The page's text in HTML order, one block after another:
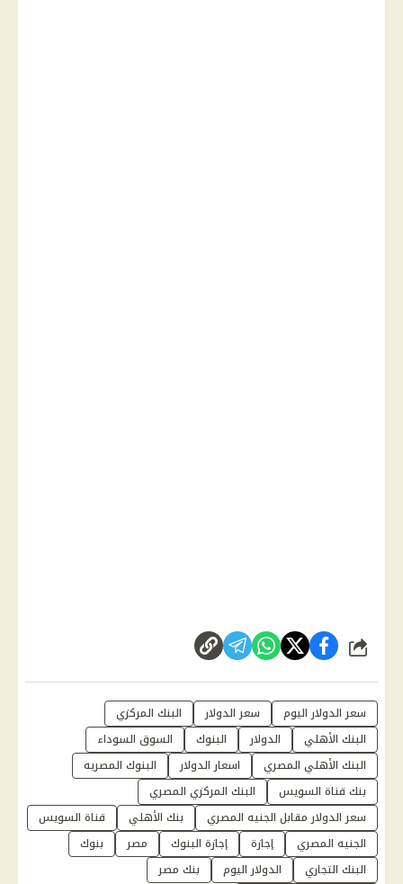
شارك
سعر الدولار اليوم سعر الدولار
البنك المركزي
البنك الأهلي
الدولار البنوك
السوق السوداء
البنك الأهلي المصري
اسعار الدولار
البنوك المصريه
بنك قناة السويس
البنك المركزي المصري
سعر الدولار مقابل الجنيه المصري
بنك الأهلي
قناة السويس
الجنيه المصري
إجازة إجازة البنوك مصر
بنوك
البنك التجاري
الدولار اليوم
بنك مصر